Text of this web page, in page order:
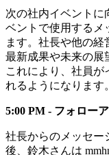
次の社内イベントに
ベントで使用するメ
ます。社長や他の
最新成果や未来の展
これにより、社員が
れるようになります。
5:00 PM - フォロー
社長からのメッセー
後、鈴木さんは